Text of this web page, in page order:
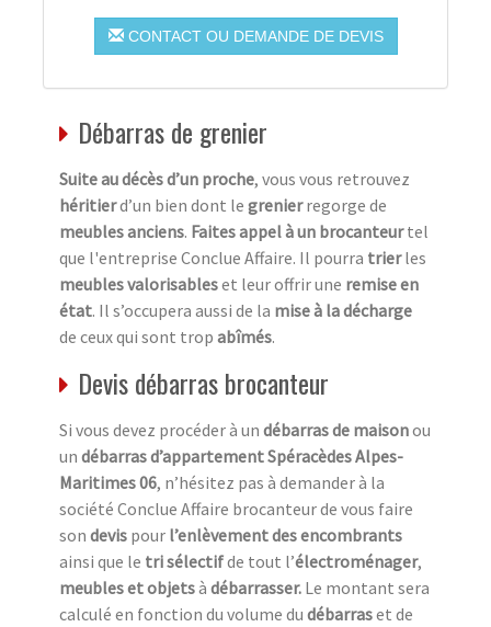
CONTACT OU DEMANDE DE DEVIS
Débarras de grenier
Suite au décès d’un proche, vous vous retrouvez
héritierd’un bien dont le grenierregorge de
meubles anciens. Faites appel à un brocanteurtel
que l'entreprise Conclue Affaire. Il pourra trierles
meubles valorisableset leur offrir une remise en
état. Il s’occupera aussi de la mise à la décharge
de ceux qui sont trop abîmés.
Devis débarras brocanteur
Si vous devez procéder à un débarras de maisonou
un débarras d’appartement Spéracèdes Alpes-
Maritimes 06, n’hésitez pas à demander à la
société Conclue Affaire brocanteur de vous faire
son devis pour l’enlèvement des encombrants
ainsi que le tri sélectifde tout l’électroménager,
meubles et objetsà débarrasser. Le montant sera
calculé en fonction du volume du débarraset de